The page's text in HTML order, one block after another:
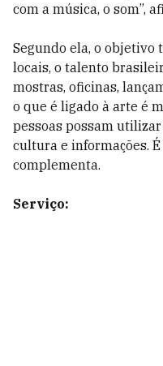
com a música, o som”,
Segundo ela, o
locais, o talento
mostras, oficinas,
o que é ligado à arte é
pessoas possam
cultura e informações.
complementa.
Serviço: